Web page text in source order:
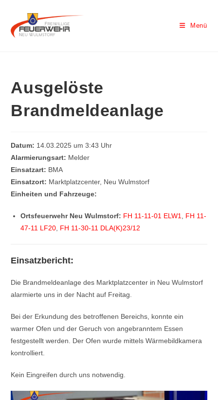
Menü
Ausgelöste
Brandmeldeanlage
Datum: 14.03.2025 um 3:43 Uhr
Alarmierungsart: Melder
Einsatzart: BMA
Einsatzort: Marktplatzcenter, Neu Wulmstorf
Einheiten und Fahrzeuge:
Ortsfeuerwehr Neu Wulmstorf: FH 11-11-01 ELW1
FH 11-
47-11 LF20 FH 11-30-11 DLA(K)23/12
Einsatzbericht:
Die Brandmeldeanlage des Marktplatzcenter in Neu Wulmstorf
alarmierte uns in der Nacht auf Freitag.
Bei der Erkundung des betroffenen Bereichs, konnte ein
warmer Ofen und der Geruch von angebranntem Essen
festgestellt werden. Der Ofen wurde mittels Wärmebildkamera
kontrolliert.
Kein Eingreifen durch uns notwendig.